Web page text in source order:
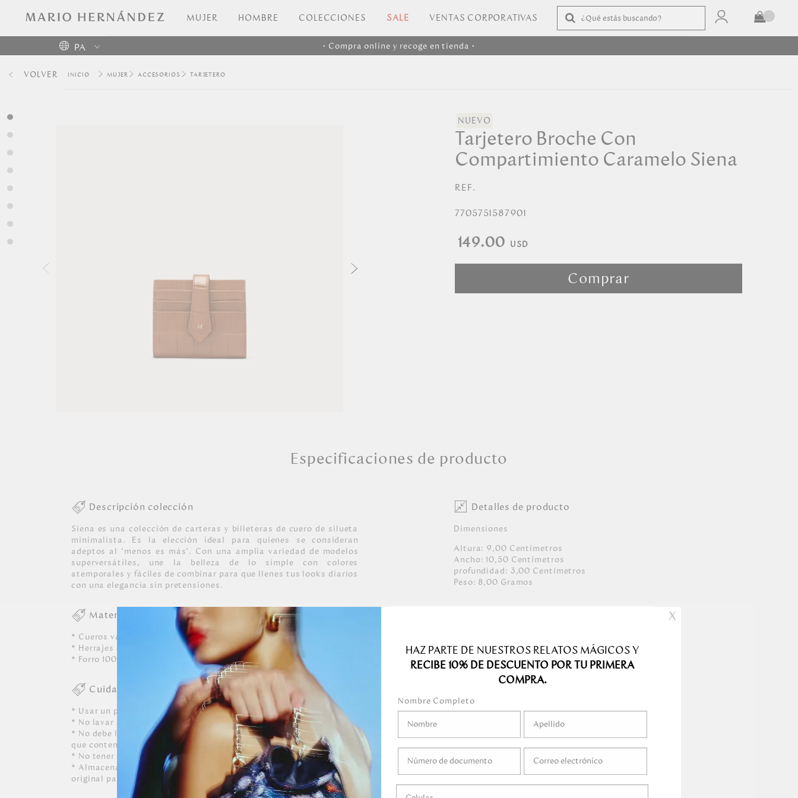
MUJER HOMBRE COLECCIONES SALE VENTAS CORPORATIVAS
PA
Colombia
• Compra online y recoge en tienda •
VOLVER MUJER ACCESORIOS TARJETERO
Tarjetero Broche Con
Compartimiento Caramelo Siena
REF.
7705751587901
149.00
Comprar
Especificaciones de producto
Descripción colección
Siena es una colección de carteras y billeteras de cuero de silueta
minimalista. Es la elección ideal para quienes se consideran
adeptos al "menos es más". Con una amplia variedad de modelos
superversátiles, une la belleza de lo simple con colores
atemporales y fáciles de combinar para que llenes tus looks diarios
con una elegancia sin pretensiones.
Materiales
* Cueros vacunos con textura grabada, tipo saffiano.
* Herrajes exclusivos en zamac con acabado en color oro claro.
* Forro 100% poliéster con recubrimiento impermeable.
Cuidados
* Usar un paño blanco limpio ligeramente húmedo.
* No lavar a máquina, ni usar detergentes. No mojar.
* No debe limpiarse, ni dejarle caer perfumes, gel ni ningún líquido
que contenga alcohol o solvente.
* No tener contacto con tinta de bolígrafos, ni marcadores.
* Almacenar siempre en lugares ventilados y guardar en el empaque
original para conservar su forma.
Detalles de producto
Dimensiones
Altura: 9,00 Centímetros
Ancho: 10,50 Centímetros
profundidad: 3,00 Centímetros
Peso: 8,00 Gramos
X
HAZ PARTE DE NUESTROS RELATOS MÁGICOS Y
RECIBE 10% DE DESCUENTO POR TU PRIMERA
COMPRA.
Nombre Completo